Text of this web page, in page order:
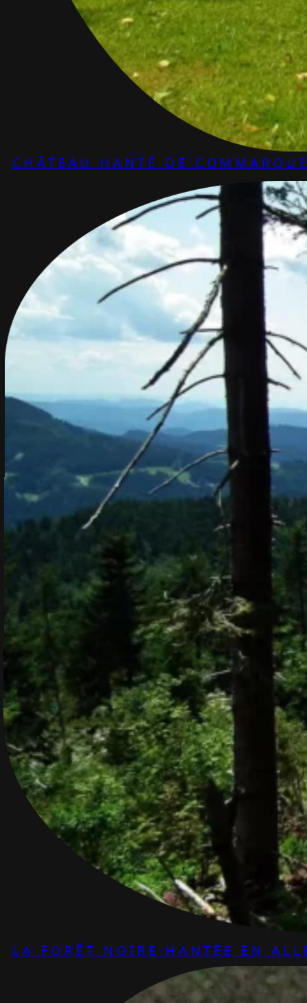
CHÂTEAU HANTÉ DE
LA FORÊT NOIRE HANTÉE EN